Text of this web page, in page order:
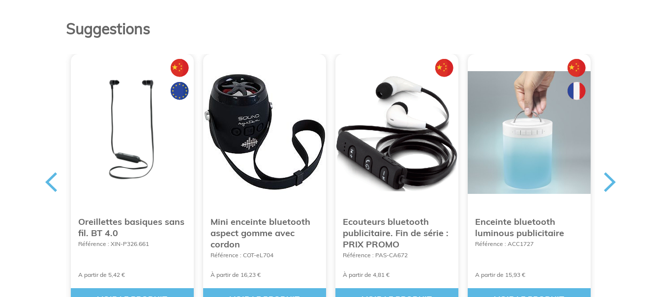
Suggestions
Oreillettes basiques sans
fil. BT 4.0
Référence : XIN-P326.661
A partir de 5,42 €
Mini enceinte bluetooth
aspect gomme avec
cordon
Référence : COT-eL704
À partir de 16,23 €
Ecouteurs bluetooth
publicitaire. Fin de série :
PRIX PROMO
Référence : PAS-CA672
À partir de 4,81 €
Enceinte bluetooth
luminous publicitaire
Référence : ACC1727
A partir de 15,93 €